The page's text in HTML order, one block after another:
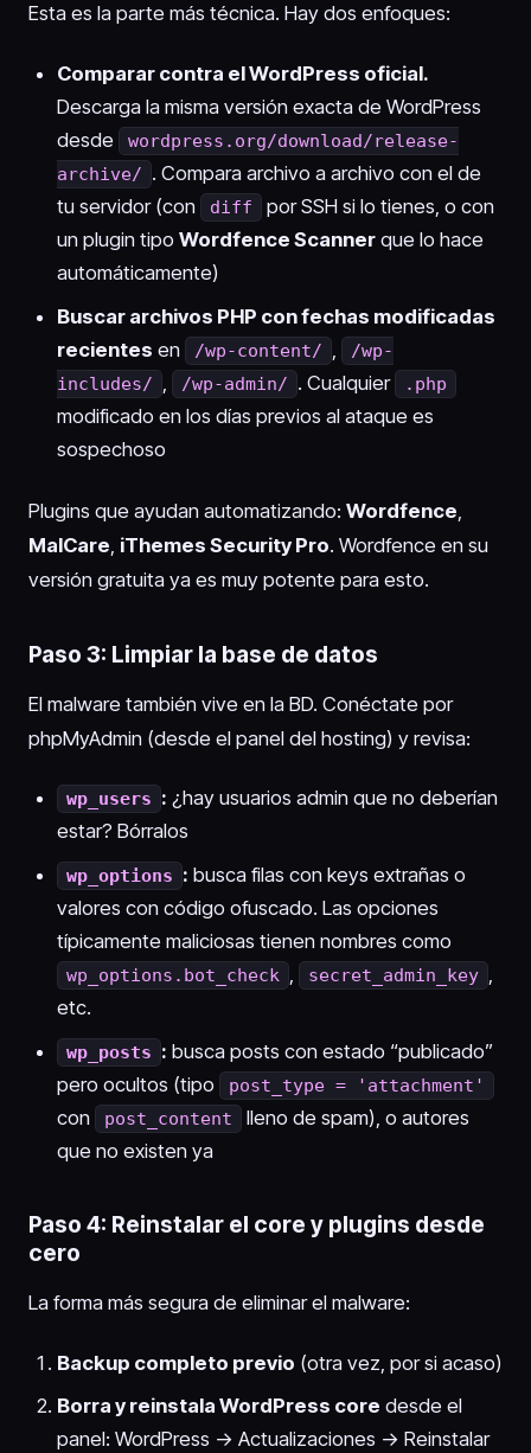
Esta es la parte más técnica. Hay dos enfoques:
Comparar contra el WordPress oficial.
Descarga la misma versión exacta de WordPress
desde
wordpress.org/download/release-
archive/ . Compara archivo a archivo con el de
tu servidor (con
diff
por SSH si lo tienes, o con
un plugin tipo Wordfence Scanner que lo hace
automáticamente)
Buscar archivos PHP con fechas modificadas
recientes en /wp-content/
/wp-
includes/
/wp-admin/ . Cualquier .php
modificado en los días previos al ataque es
sospechoso
Plugins que ayudan automatizando: Wordfence
MalCare iThemes Security Pro. Wordfence en su
versión gratuita ya es muy potente para esto.
Paso 3: Limpiar la base de datos
El malware también vive en la BD. Conéctate por
phpMyAdmin (desde el panel del hosting) y revisa:
wp_users : ¿hay usuarios admin que no deberían
estar? Bórralos
wp_options : busca filas con keys extrañas o
valores con código ofuscado. Las opciones
típicamente maliciosas tienen nombres como
wp_options.bot_check , secret_admin_key ,
etc.
wp_posts : busca posts con estado “publicado”
pero ocultos (tipo
post_type = 'attachment'
con post_content
lleno de spam), o autores
que no existen ya
Paso 4: Reinstalar el core y plugins desde
cero
La forma más segura de eliminar el malware:
Backup completo previo (otra vez, por si acaso)
Borra y reinstala WordPress core desde el
panel: WordPress → Actualizaciones → Reinstalar